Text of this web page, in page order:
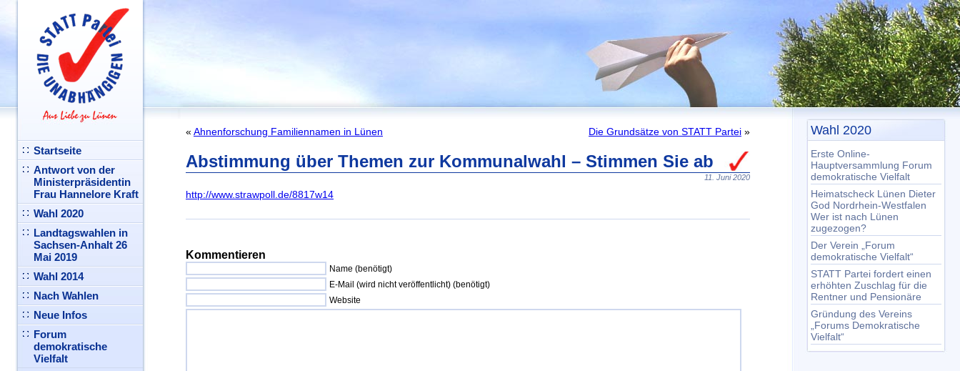
Startseite
Antwort von der
Ministerpräsidentin
Frau Hannelore Kraft
Wahl 2020
Landtagswahlen in
Sachsen-Anhalt 26
Mai 2019
Wahl 2014
Nach Wahlen
Neue Infos
Forum
demokratische
Vielfalt
Wahl 2020
Erste Online-
Hauptversammlung Forum
demokratische Vielfalt
Heimatscheck Lünen Dieter
God Nordrhein-Westfalen
Wer ist nach Lünen
zugezogen?
Der Verein „Forum
demokratische Vielfalt“
STATT Partei fordert einen
erhöhten Zuschlag für die
Rentner und Pensionäre
Gründung des Vereins
„Forums Demokratische
Vielfalt“
« Ahnenforschung Familiennamen in Lünen Die Grundsätze von STATT Partei »
Abstimmung über Themen zur Kommunalwahl – Stimmen Sie ab
11. Juni 2020
http://www.strawpoll.de/8817w14
Kommentieren
Name (benötigt)
E-Mail (wird nicht veröffentlicht) (benötigt)
Website